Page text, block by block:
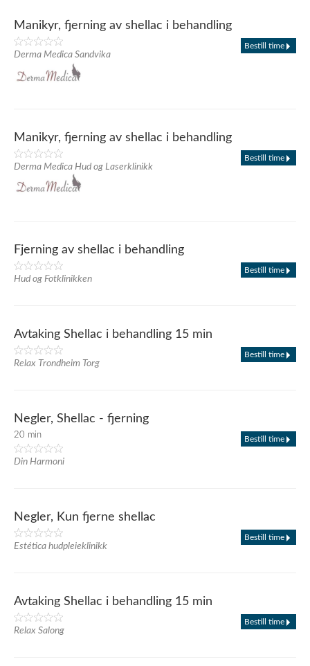
Manikyr, fjerning av shellac i behandling
Derma Medica Sandvika
Bestill time
Manikyr, fjerning av shellac i behandling
Derma Medica Hud og Laserklinikk
Bestill time
Fjerning av shellac i behandling
Hud og Fotklinikken
Bestill time
Avtaking Shellac i behandling 15 min
Relax Trondheim Torg
Bestill time
Negler, Shellac - fjerning
20 min
Din Harmoni
Bestill time
Negler, Kun fjerne shellac
Estética hudpleieklinikk
Bestill time
Avtaking Shellac i behandling 15 min
Relax Salong
Bestill time